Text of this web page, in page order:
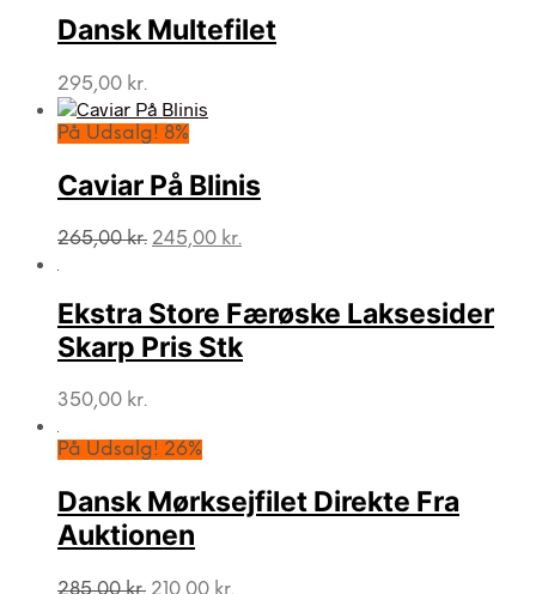
Dansk Multefilet
295,00 kr.
På Udsalg! 8%
Caviar På Blinis
265,00kr. Den
var:
265,00 kr..
245,00 kr.
er:
245,00 kr..
Ekstra Store Færøske Laksesider
Skarp Pris Stk
350,00 kr.
På Udsalg! 26%
Dansk Mørksejfilet Direkte Fra
Auktionen
285,00kr. Den
210,00 kr.